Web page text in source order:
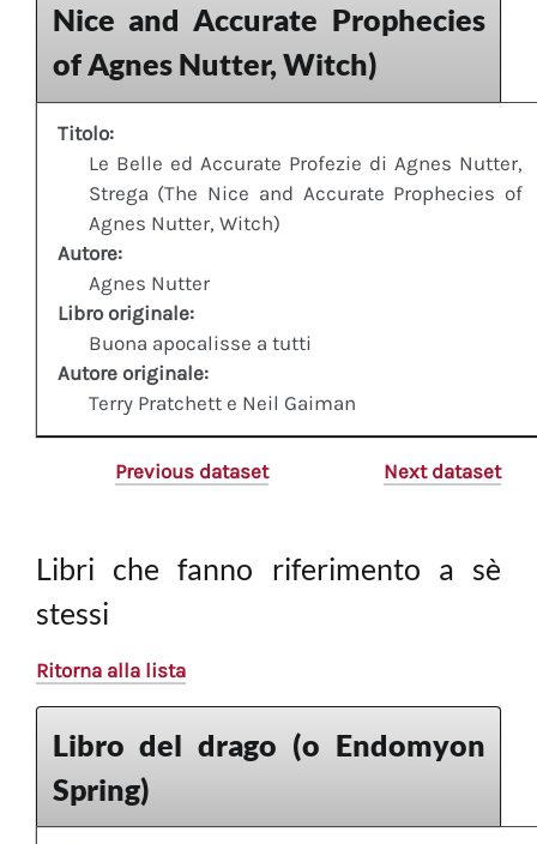
Nice and Accurate Prophecies
of Agnes Nutter, Witch)
Titolo:
Le Belle ed Accurate Profezie di Agnes Nutter,
Strega (The Nice and Accurate Prophecies of
Agnes Nutter, Witch)
Autore:
Agnes Nutter
Libro originale:
Buona apocalisse a tutti
Autore originale:
Terry Pratchett e Neil Gaiman
Previous dataset Next dataset
Libri che fanno riferimento a sè
stessi
Ritorna alla lista
Libro del drago (o Endomyon
Spring)